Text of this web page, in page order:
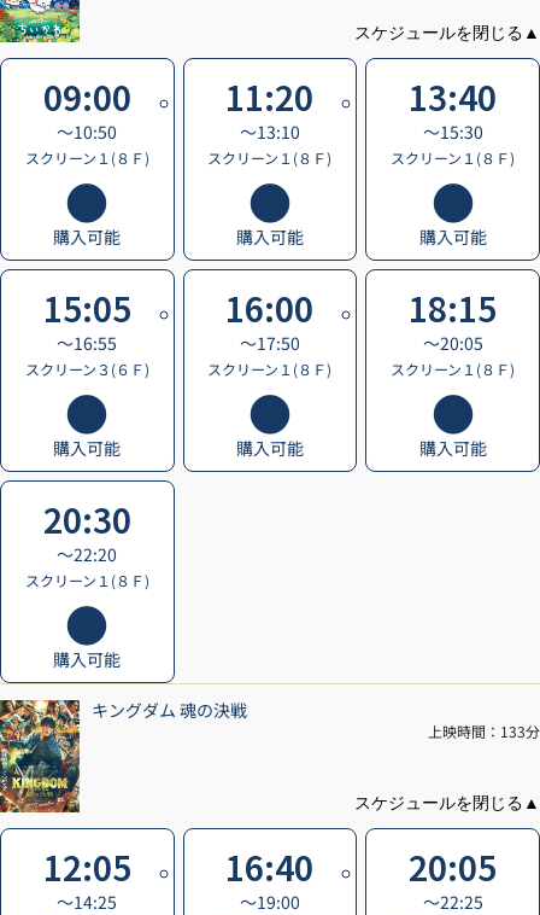
09:00
〜10:50
スクリーン１(８Ｆ)
購入可能
11:20
〜13:10
スクリーン１(８Ｆ)
購入可能
13:40
〜15:30
スクリーン１(８Ｆ)
購入可能
15:05
〜16:55
スクリーン３(６Ｆ)
購入可能
16:00
〜17:50
スクリーン１(８Ｆ)
購入可能
18:15
〜20:05
スクリーン１(８Ｆ)
購入可能
20:30
〜22:20
スクリーン１(８Ｆ)
購入可能
キングダム 魂の決戦
上映時間：133分
12:05
〜14:25
16:40
〜19:00
20:05
〜22:25